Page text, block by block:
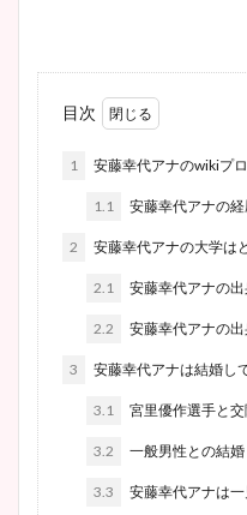
目次
1 安藤幸代アナのwikiプ
1.1 安藤幸代アナの
2 安藤幸代アナの大学は
2.1 安藤幸代アナの
2.2 安藤幸代アナの
3 安藤幸代アナは結婚し
3.1 宮里優作選手と
3.2 一般男性との結婚
3.3 安藤幸代アナは